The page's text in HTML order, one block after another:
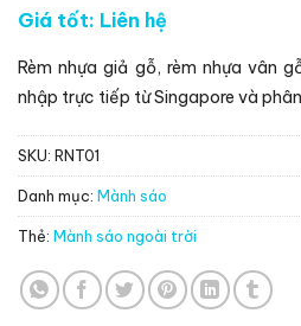
Giá tốt: Liên hệ
Rèm nhựa giả gỗ, rèm nhựa vân
nhập trực tiếp từ Singapore và
SKU: RNT01
Danh mục: Mành sáo
Thẻ: Mành sáo ngoài trời